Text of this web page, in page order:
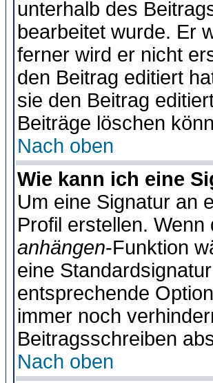
unterhalb des
bearbeitet wurde. Er
ferner wird er nicht
den Beitrag editiert
sie den Beitrag
Beiträge löschen
Nach oben
Wie kann ich eine
Um eine Signatur an
Profil erstellen.
anhängen-Funktion
eine
entsprechende
immer noch
Beitragsschreiben
Nach oben